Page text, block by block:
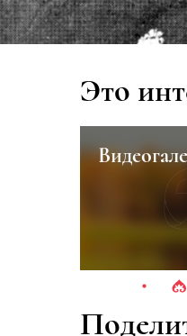
Это